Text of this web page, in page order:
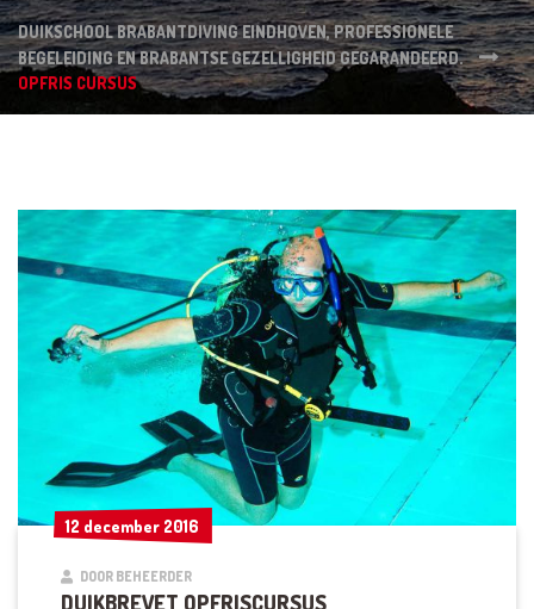
DUIKSCHOOL BRABANTDIVING EINDHOVEN, PROFESSIONELE
BEGELEIDING EN BRABANTSE GEZELLIGHEID GEGARANDEERD.
OPFRIS CURSUS
12 december 2016
12 december 2016
DOOR BEHEERDER
DUIKBREVET OPFRISCURSUS